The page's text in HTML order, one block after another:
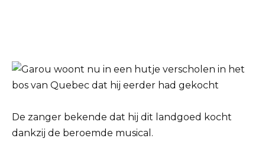
De zanger bekende dat hij dit landgoed kocht
dankzij de beroemde musical.